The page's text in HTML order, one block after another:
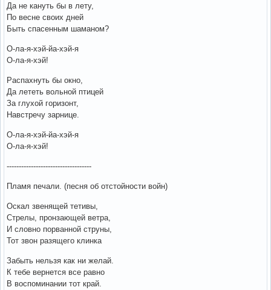
Да не кануть бы в лету,
По весне своих дней
Быть спасенным шаманом?
О-ла-я-хэй-йа-хэй-я
О-ла-я-хэй!
Распахнуть бы окно,
Да лететь вольной птицей
За глухой горизонт,
Навстречу зарнице.
О-ла-я-хэй-йа-хэй-я
О-ла-я-хэй!
-----------------------------------
Пламя печали. (песня об отстойности войн)
Оскал звенящей тетивы,
Стрелы, пронзающей ветра,
И словно порванной струны,
Тот звон разящего клинка
Забыть нельзя как ни желай.
К тебе вернется все равно
В воспоминании тот край.